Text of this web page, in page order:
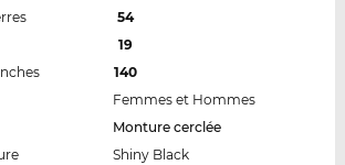
54
19
140
Femmes et Hommes
Monture cerclée
Shiny Black